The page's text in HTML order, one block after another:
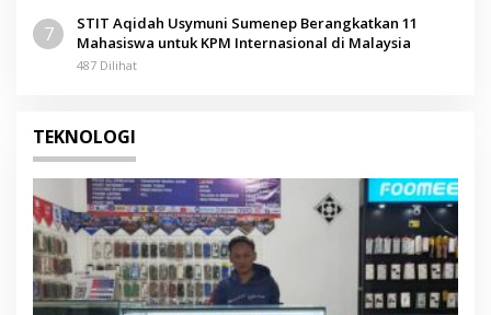
7
STIT Aqidah Usymuni Sumenep Berangkatkan 11
Mahasiswa untuk KPM Internasional di Malaysia
487 Dilihat
TEKNOLOGI